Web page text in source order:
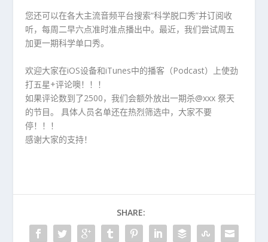
您还可以在各大主流音频平台搜索“科学脱口秀”并订阅收
听，每周二早六点准时准点播出中。最近，我们尝试周五
加更一期科学单口秀。
欢迎大家在iOS设备和iTunes中的播客（Podcast）上使劲
打五星+评论噢！！！
如果评论数到了2500，我们会额外放出一期杀@xxx 祭天
的节目。 具体人员名单还在热烈筛选中，大家不要
停！！！
感谢大家的支持！
SHARE: